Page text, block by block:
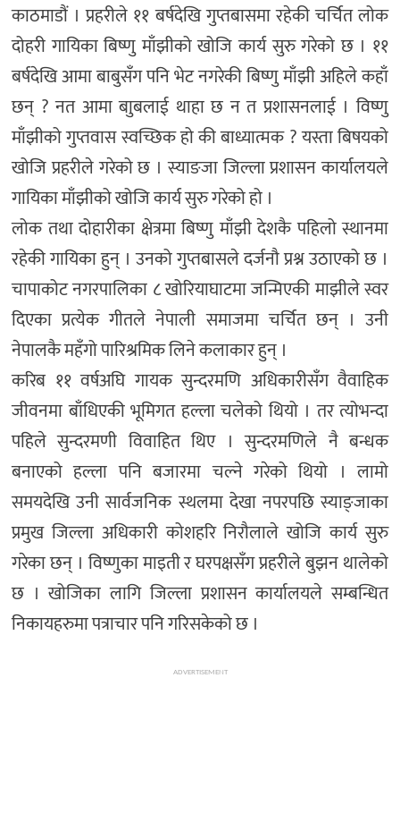
काठमाडौं । प्रहरीले ११ बर्षदेखि गुप्तबासमा रहेकी चर्चित लोक
दोहरी गायिका बिष्णु माँझीको खोजि कार्य सुरु गरेको छ । ११
बर्षदेखि आमा बाबुसँग पनि भेट नगरेकी बिष्णु माँझी अहिले कहाँ
छन् ? नत आमा बाुबलाई थाहा छ न त प्रशासनलाई । विष्णु
माँझीको गुप्तवास स्वच्छिक हो की बाध्यात्मक ? यस्ता बिषयको
खोजि प्रहरीले गरेको छ । स्याङजा जिल्ला प्रशासन कार्यालयले
गायिका माँझीको खोजि कार्य सुरु गरेको हो ।
लोक तथा दोहारीका क्षेत्रमा बिष्णु माँझी देशकै पहिलो स्थानमा
रहेकी गायिका हुन् । उनको गुप्तबासले दर्जनौ प्रश्न उठाएको छ ।
चापाकोट नगरपालिका ८ खोरियाघाटमा जन्मिएकी माझीले स्वर
दिएका प्रत्येक गीतले नेपाली समाजमा चर्चित छन् । उनी
नेपालकै महँगो पारिश्रमिक लिने कलाकार हुन् ।
करिब ११ वर्षअघि गायक सुन्दरमणि अधिकारीसँग वैवाहिक
जीवनमा बाँधिएकी भूमिगत हल्ला चलेको थियो । तर त्योभन्दा
पहिले सुन्दरमणी विवाहित थिए । सुन्दरमणिले नै बन्धक
बनाएको हल्ला पनि बजारमा चल्ने गरेको थियो । लामो
समयदेखि उनी सार्वजनिक स्थलमा देखा नपरपछि स्याङ्जाका
प्रमुख जिल्ला अधिकारी कोशहरि निरौलाले खोजि कार्य सुरु
गरेका छन् । विष्णुका माइती र घरपक्षसँग प्रहरीले बुझन थालेको
छ । खोजिका लागि जिल्ला प्रशासन कार्यालयले सम्बन्धित
निकायहरुमा पत्राचार पनि गरिसकेको छ ।
ADVERTISEMENT